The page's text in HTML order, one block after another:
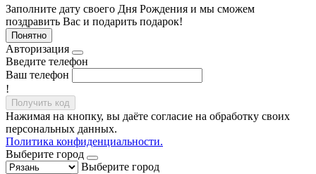
Заполните дату своего Дня Рождения и мы сможем
поздравить Вас и подарить подарок!
Понятно
Авторизация
Введите телефон
Ваш телефон
!
Получить код
Нажимая на кнопку, вы даёте согласие на обработку своих
персональных данных.
Политика конфиденциальности.
Выберите город
Выберите город